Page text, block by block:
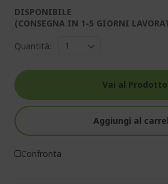
DISPONIBILE
(CONSEGNA IN 1-5 GIORNI
Quantità:
Vai al Prodotto
Aggiungi al
Confronta